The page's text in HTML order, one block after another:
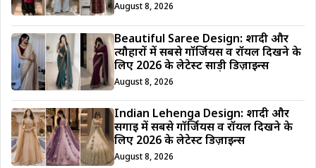
August 8, 2026
Beautiful Saree Design: शादी और
त्यौहारों में सबसे गॉर्जियस व रॉयल दिखने के
लिए 2026 के लेटेस्ट साड़ी डिज़ाइन्स
August 8, 2026
Indian Lehenga Design: शादी और
सगाई में सबसे गॉर्जियस व रॉयल दिखने के
लिए 2026 के लेटेस्ट डिज़ाइन्स
August 8, 2026